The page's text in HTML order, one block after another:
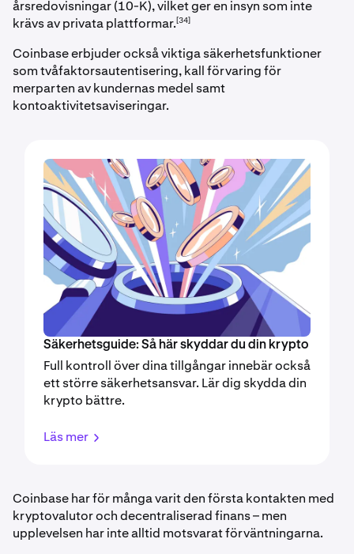
årsredovisningar (10-K), vilket ger en insyn som inte
krävs av privata plattformar.[34]
Coinbase erbjuder också viktiga säkerhetsfunktioner
som tvåfaktorsautentisering, kall förvaring för
merparten av kundernas medel samt
kontoaktivitetsaviseringar.
Säkerhetsguide: Så här skyddar du din krypto
Full kontroll över dina tillgångar innebär också
ett större säkerhetsansvar. Lär dig skydda din
krypto bättre.
Läs mer
Coinbase har för många varit den första kontakten med
kryptovalutor och decentraliserad finans – men
upplevelsen har inte alltid motsvarat förväntningarna.